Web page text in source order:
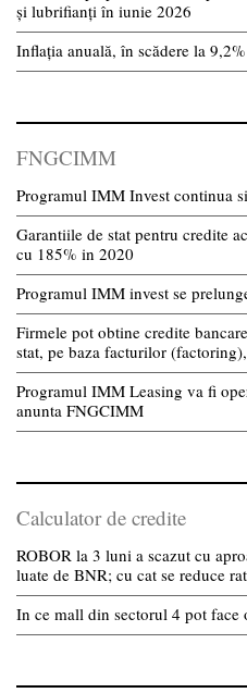
și lubrifianți în iunie 2026
Inflația anuală, în scădere la
FNGCIMM
Programul IMM Invest continua
Garantiile de stat pentru credite
cu 185% in 2020
Programul IMM invest se
Firmele pot obtine credite
stat, pe baza facturilor
Programul IMM Leasing va fi
anunta FNGCIMM
Calculator de credite
ROBOR la 3 luni a scazut cu
luate de BNR; cu cat se reduce
In ce mall din sectorul 4 pot face